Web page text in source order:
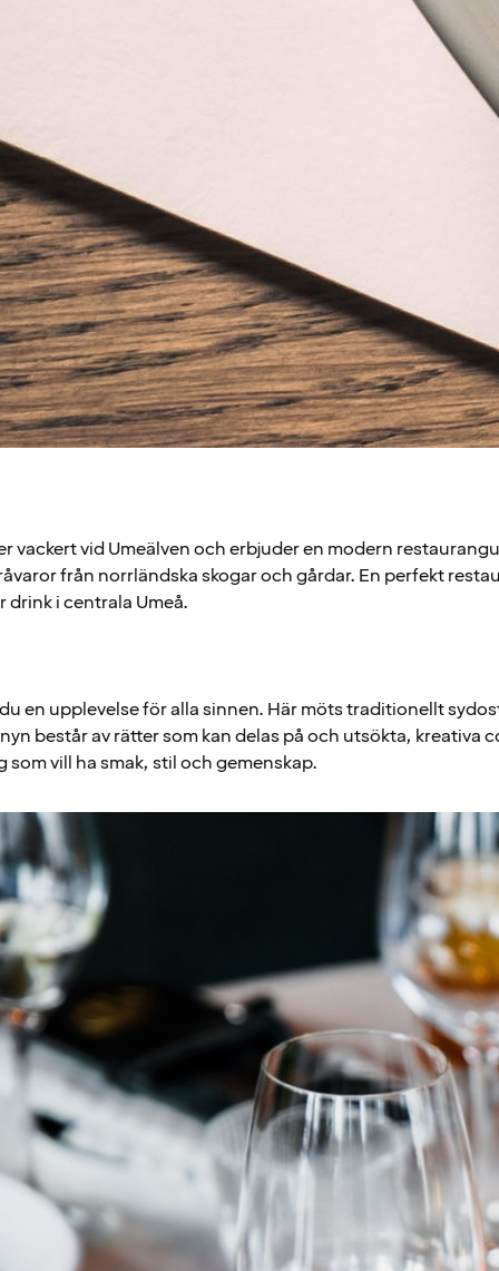
vackert vid Umeälven och erbjuder en modern
från norrländska skogar och gårdar. En perfekt
drink i centrala Umeå.
en upplevelse för alla sinnen. Här möts traditionellt
består av rätter som kan delas på och utsökta, kreativa
vill ha smak, stil och gemenskap.